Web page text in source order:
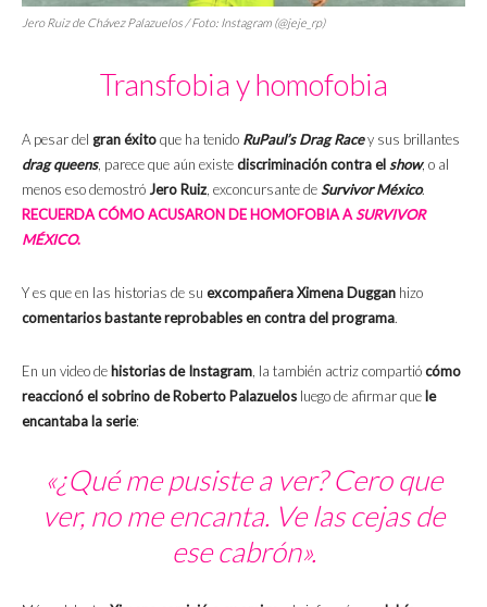
Jero Ruiz de Chávez Palazuelos / Foto: Instagram (@jeje_rp)
Transfobia y homofobia
A pesar del gran éxitoque ha tenido RuPaul’s Drag Racey sus brillantes
drag queens, parece que aún existediscriminación contra elshow, o al
menos eso demostróJero Ruiz, exconcursante deSurvivor México.
RECUERDA CÓMO ACUSARON DE HOMOFOBIA ASURVIVOR
MÉXICO.
Y es que en las historias de su excompañera Ximena Duggan hizo
comentarios bastante reprobables en contra del programa.
En un video de historias de Instagram, la también actriz compartiócómo
reaccionó el sobrino de Roberto Palazuelos luego de afirmar que le
encantaba la serie:
«¿Qué me pusiste a ver? Cero que
ver, no me encanta. Ve las cejas de
ese cabrón».